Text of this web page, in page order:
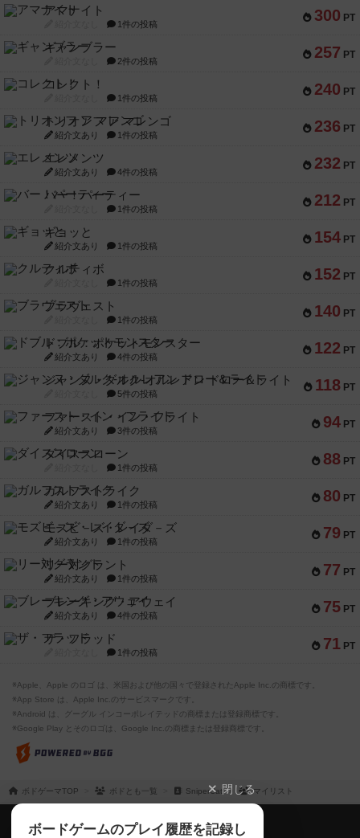
300 PT
アマナイト
1件の投稿
257 PT
ギャンブラー
2件の投稿
240 PT
コレクト！
1件の投稿
236 PT
トリオンフ ア マレンゴ
紹介文あり 1件の投稿
232 PT
エレメンツ
紹介文あり 4件の投稿
212 PT
バー！パーティー
1件の投稿
154 PT
ギョッと
紹介文あり 1件の投稿
152 PT
クルティボ
1件の投稿
140 PT
ブラヴェスト
1件の投稿
122 PT
ドブル：ポケットモンスター
紹介文あり 4件の投稿
118 PT
ジャンヌ・ダルク-オルレアン ドロー＆ライト
5件の投稿
94 PT
ファースト・イン・フライト
紹介文あり 3件の投稿
88 PT
ダイススローン
1件の投稿
80 PT
ガルフストライク
紹介文あり 1件の投稿
79 PT
モズビ－ズ・レイダ－ズ
紹介文あり 1件の投稿
77 PT
リー対グラント
紹介文あり 1件の投稿
75 PT
ブレーキング・アウェイ
紹介文あり 4件の投稿
71 PT
ザ・フラッド
1件の投稿
※Apple、Apple のロゴ は、米国および他の国々で登録されたApple Inc.の商標です。
※App Store は、Apple Inc.のサービスマークです。
※Android は、グーグル インコーポレイテッドの商標または登録商標です。
※Google Play とそのロゴは、Google Inc.の商標または登録商標です。
ボドゲーマTOP ボドとも一覧 SniperCat マイリスト
閉じる
ボードゲームのプレイ履歴を記録し
ボドゲーマTOP